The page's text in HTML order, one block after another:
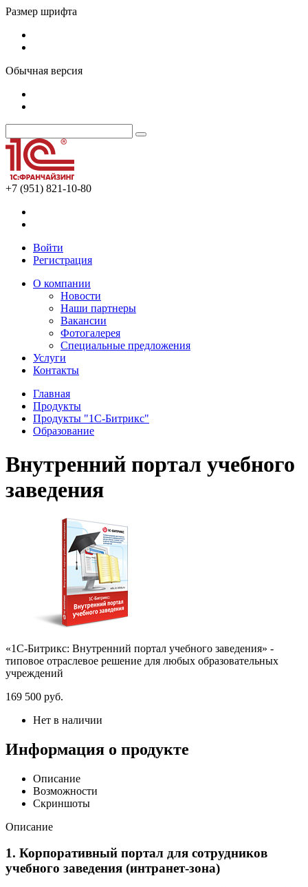
Размер шрифта
Обычная версия
+7 (951) 821-10-80
Войти
Регистрация
О компании
Новости
Наши партнеры
Вакансии
Фотогалерея
Специальные предложения
Услуги
Контакты
Главная
Продукты
Продукты "1С-Битрикс"
Образование
Внутренний портал учебного
заведения
«1С-Битрикс: Внутренний портал учебного заведения» -
типовое отраслевое решение для любых образовательных
учреждений
169 500 руб.
Нет в наличии
Информация о продукте
Описание
Возможности
Скриншоты
Описание
1. Корпоративный портал для сотрудников
учебного заведения (интранет-зона)